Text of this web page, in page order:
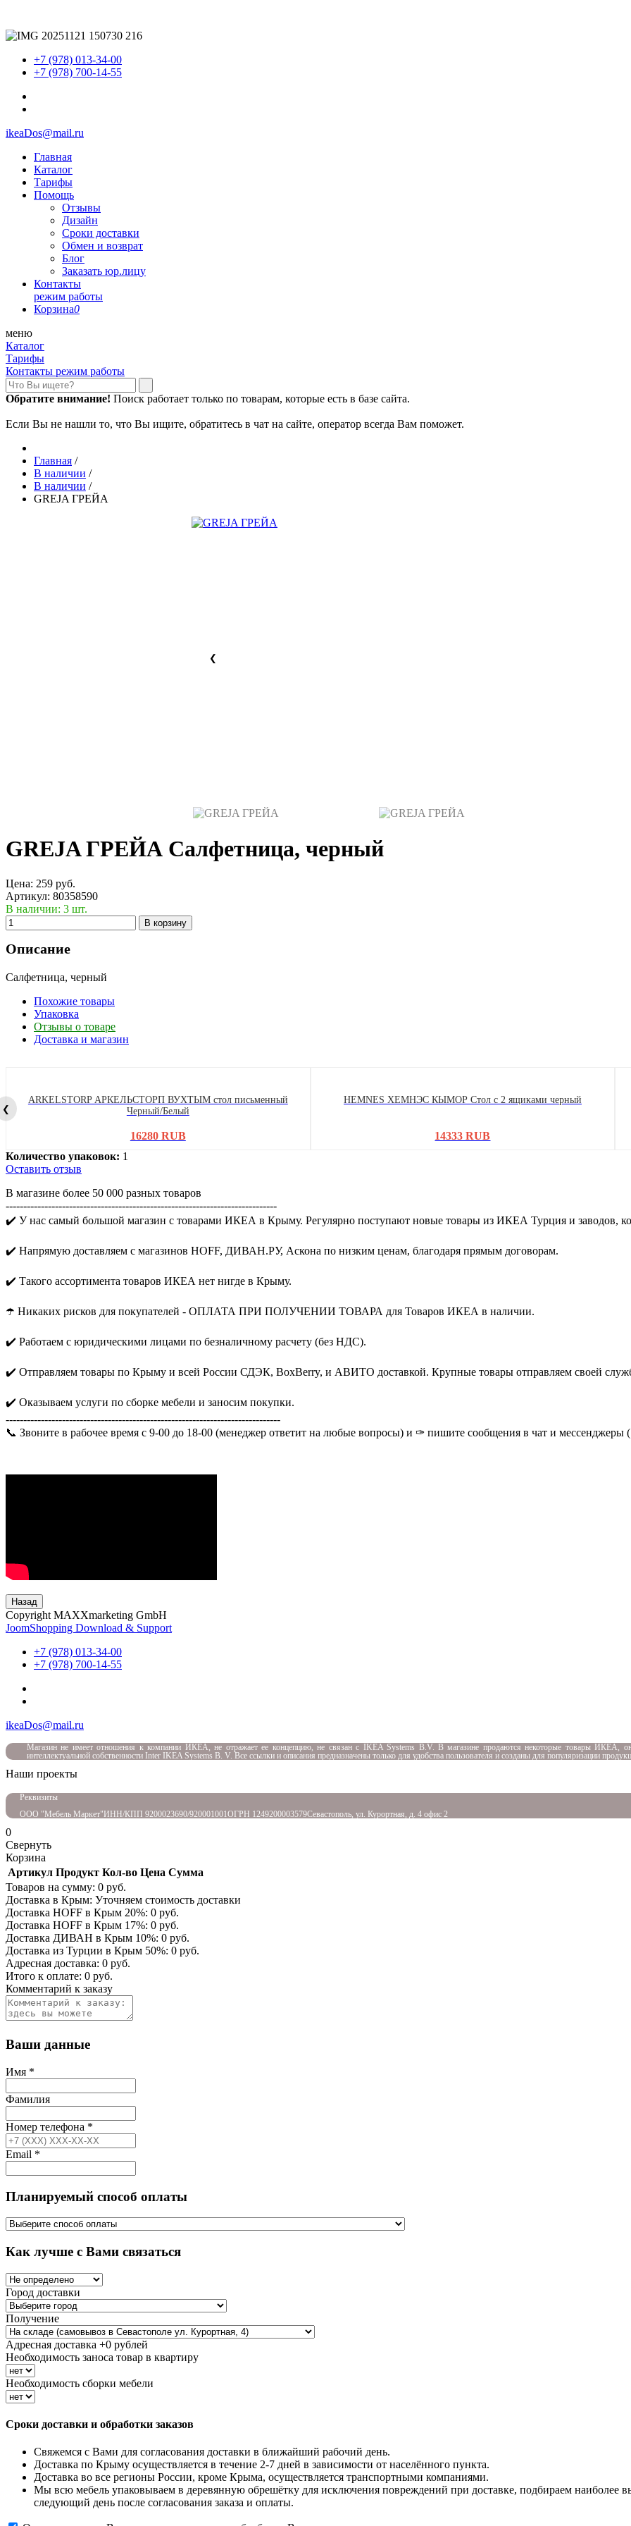
+7 (978) 013-34-00
+7 (978) 700-14-55
ikeaDos@mail.ru
Главная
Каталог
Тарифы
Помощь
Отзывы
Дизайн
Сроки доставки
Обмен и возврат
Блог
Заказать юр.лицу
Контакты
режим работы
Корзина0
меню
Каталог
Тарифы
Контакты режим работы
Обратите внимание! Поиск работает только по товарам, которые есть в базе сайта.
Если Вы не нашли то, что Вы ищите, обратитесь в чат на сайте, оператор всегда Вам поможет.
Главная /
В наличии /
В наличии /
GREJA ГРЕЙА
❮
GREJA ГРЕЙА Салфетница, черный
Цена: 259 руб.
Артикул: 80358590
В наличии: 3 шт.
В корзину
Описание
Салфетница, черный
Похожие товары
Упаковка
Отзывы о товаре
Доставка и магазин
❮
ARKELSTORP АРКЕЛЬСТОРП ВУХТЫМ стол письменный
Черный/Белый
16280 RUB
HEMNES ХЕМНЭС КЫМОР Стол c 2 ящиками черный
14333 RUB
Количество упаковок: 1
Оставить отзыв
В магазине более 50 000 разных товаров
-----------------------------------------------------------------------------
✔️ У нас самый большой магазин с товарами ИКЕА в Крыму. Регулярно поступают новые товары из ИКЕА Турция и заводов,
✔️ Напрямую доставляем с магазинов HOFF, ДИВАН.РУ, Аскона по низким ценам, благодаря прямым договорам.
✔️ Такого ассортимента товаров ИКЕА нет нигде в Крыму.
☂️ Никаких рисков для покупателей - ОПЛАТА ПРИ ПОЛУЧЕНИИ ТОВАРА для Товаров ИКЕА в наличии.
✔️ Работаем с юридическими лицами по безналичному расчету (без НДС).
✔️ Отправляем товары по Крыму и всей России СДЭК, BoxBerry, и АВИТО доставкой. Крупные товары отправляем своей
✔️ Оказываем услуги по сборке мебели и заносим покупки.
------------------------------------------------------------------------------
📞 Звоните в рабочее время с 9-00 до 18-00 (менеджер ответит на любые вопросы) и ✑ пишите сообщения в чат и мессенджеры (
Назад
Copyright MAXXmarketing GmbH
JoomShopping Download & Support
+7 (978) 013-34-00
+7 (978) 700-14-55
ikeaDos@mail.ru
Магазин не имеет отношения к компании ИКЕА, не отражает ее концепцию, не связан с
IKEA Systems B.V. В магазине продаются некоторые товары ИКЕА,
интеллектуальной собственности Inter IKEA Systems B. V. Все ссылки и описания предназначены только для удобства пользователя и созданы для популяризации
Наши проекты
Реквизиты
ООО "Мебель Маркет"ИНН/КПП 9200023690/920001001 ОГРН 1249200003579Севастополь, ул. Курортная, д. 4 офис 2
0
Свернуть
Корзина
Артикул Продукт Кол-во Цена Сумма
Товаров на сумму: 0 руб.
Доставка в Крым: Уточняем стоимость доставки
Доставка HOFF в Крым 20%: 0 руб.
Доставка HOFF в Крым 17%: 0 руб.
Доставка ДИВАН в Крым 10%: 0 руб.
Доставка из Турции в Крым 50%: 0 руб.
Адресная доставка: 0 руб.
Итого к оплате: 0 руб.
Комментарий к заказу
Ваши данные
Имя *
Фамилия
Номер телефона *
Email *
Планируемый способ оплаты
Как лучше с Вами связаться
Город доставки
Получение
Адресная доставка +0 рублей
Необходимость заноса товар в квартиру
Необходимость сборки мебели
Сроки доставки и обработки заказов
Свяжемся с Вами для согласования доставки в ближайший рабочий день.
Доставка по Крыму осуществляется в течение 2-7 дней в зависимости от населённого пункта.
Доставка во все регионы России, кроме Крыма, осуществляется транспортными компаниями.
Мы всю мебель упаковываем в деревянную обрешётку для исключения повреждений при доставке, подбираем наиболее
следующий день после согласования заказа и оплаты.